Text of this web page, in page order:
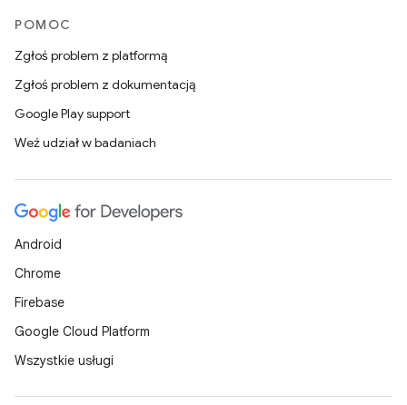
POMOC
Zgłoś problem z platformą
Zgłoś problem z dokumentacją
Google Play support
Weź udział w badaniach
Android
Chrome
Firebase
Google Cloud Platform
Wszystkie usługi